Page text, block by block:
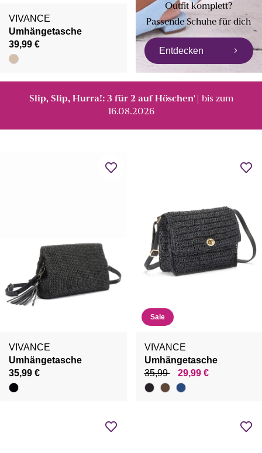
VIVANCE
Umhängetasche
39,99 €
Outfit komplett?
Passende Schuhe für dich
Entdecken
Slip, Slip, Hurra!: 3 für 2 auf Höschen¹
| bis zum
16.08.2026
VIVANCE
Umhängetasche
35,99 €
Sale
VIVANCE
Umhängetasche
35,99
29,99 €